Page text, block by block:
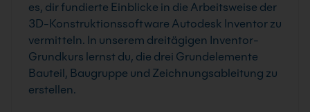
es, dir fundierte Einblicke in die Arbeitsweise der
3D-Konstruktionssoftware Autodesk Inventor zu
vermitteln. In unserem dreitägigen Inventor-
Grundkurs lernst du, die drei Grundelemente
Bauteil, Baugruppe und Zeichnungsableitung zu
erstellen.